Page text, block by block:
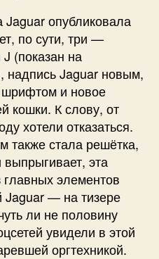
Jaguar опубликовала
по сути, три —
(показан на
надпись Jaguar новым,
и новое
кошки. К слову, от
хотели отказаться.
стала решётка,
выпрыгивает, эта
элементов
Jaguar — на тизере
ли не половину
увидели в этой
оргтехникой.